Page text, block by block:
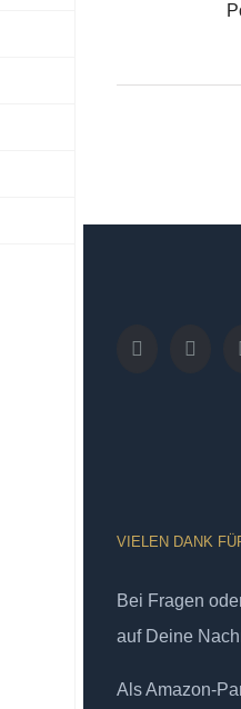
VIELEN DANK
Bei Fragen
auf Deine
Als Amazon-